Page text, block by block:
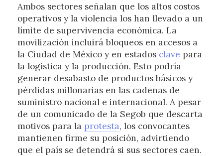
Ambos sectores señalan que los altos costos
operativos y la violencia los han llevado a un
límite de supervivencia económica. La
movilización incluirá bloqueos en accesos a
la Ciudad de México y en estados clave para
la logística y la producción. Esto podría
generar desabasto de productos básicos y
pérdidas millonarias en las cadenas de
suministro nacional e internacional. A pesar
de un comunicado de la Segob que descarta
motivos para la protesta, los convocantes
mantienen firme su posición, advirtiendo
que el país se detendrá si sus sectores caen.